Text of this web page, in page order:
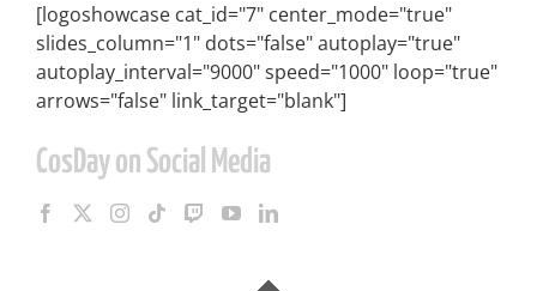
[logoshowcase cat_id="7" center_mode="true"
slides_column="1" dots="false" autoplay="true"
autoplay_interval="9000" speed="1000" loop="true"
arrows="false" link_target="blank"]
CosDay on Social Media